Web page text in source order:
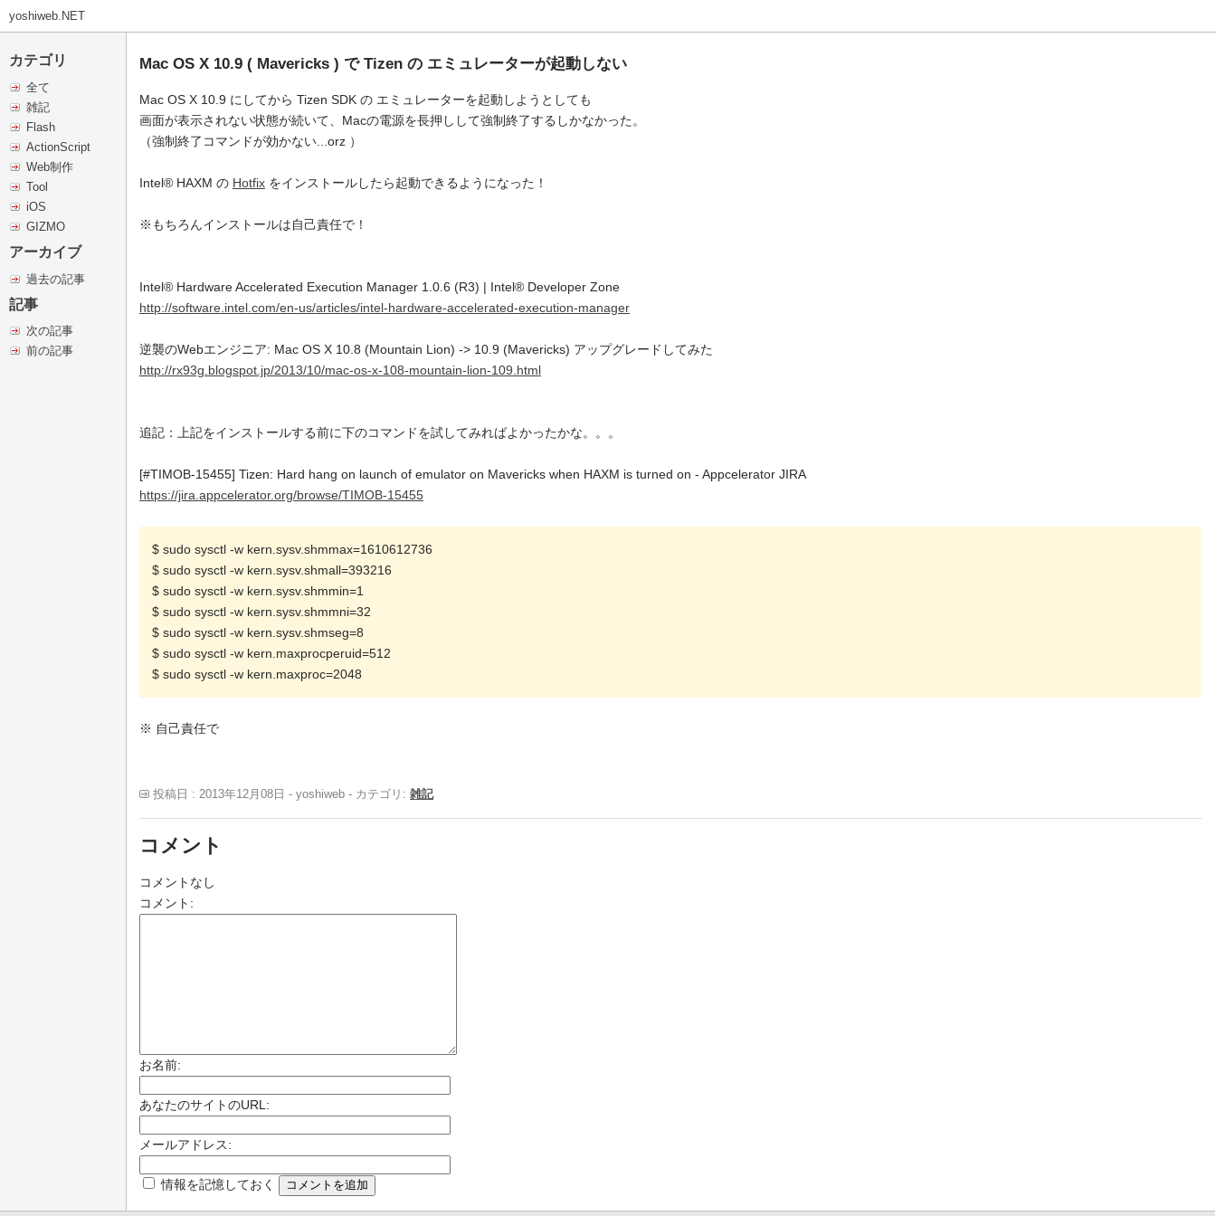
yoshiweb.NET
カテゴリ
全て
雑記
Flash
ActionScript
Web制作
Tool
iOS
GIZMO
アーカイブ
過去の記事
記事
次の記事
前の記事
Mac OS X 10.9 ( Mavericks ) で Tizen の エミュレーターが起動しない
Mac OS X 10.9 にしてから Tizen SDK の エミュレーターを起動しようとしても
画面が表示されない状態が続いて、Macの電源を長押しして強制終了するしかなかった。
（強制終了コマンドが効かない...orz ）
Intel® HAXM の Hotfix をインストールしたら起動できるようになった！
※もちろんインストールは自己責任で！
Intel® Hardware Accelerated Execution Manager 1.0.6 (R3) | Intel® Developer Zone
http://software.intel.com/en-us/articles/intel-hardware-accelerated-execution-manager
逆襲のWebエンジニア: Mac OS X 10.8 (Mountain Lion) -> 10.9 (Mavericks) アップグレードしてみた
http://rx93g.blogspot.jp/2013/10/mac-os-x-108-mountain-lion-109.html
追記：上記をインストールする前に下のコマンドを試してみればよかったかな。。。
[#TIMOB-15455] Tizen: Hard hang on launch of emulator on Mavericks when HAXM is turned on - Appcelerator JIRA
https://jira.appcelerator.org/browse/TIMOB-15455
$ sudo sysctl -w kern.sysv.shmmax=1610612736
$ sudo sysctl -w kern.sysv.shmall=393216
$ sudo sysctl -w kern.sysv.shmmin=1
$ sudo sysctl -w kern.sysv.shmmni=32
$ sudo sysctl -w kern.sysv.shmseg=8
$ sudo sysctl -w kern.maxprocperuid=512
$ sudo sysctl -w kern.maxproc=2048
※ 自己責任で
投稿日 : 2013年12月08日 - yoshiweb - カテゴリ: 雑記
コメント
コメントなし
コメント:
お名前:
あなたのサイトのURL:
メールアドレス:
情報を記憶しておく